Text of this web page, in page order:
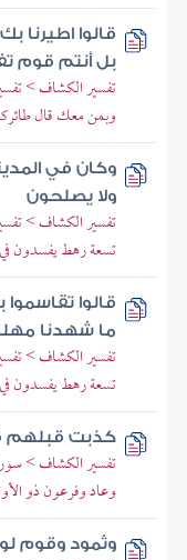
قالوا اطيرنا
بل أنتم قوم
تفسير الكشاف >
وبمن معك قال
وكان في
ولا يصلحون
تفسير الكشاف >
تسعة رهط يفسدون
قالوا تقاسموا
ما شهدنا
تفسير الكشاف >
تسعة رهط يفسدون
كذبت قبلهم
تفسير الكشاف >
وعاد وفرعون ذو
وثمود وقوم